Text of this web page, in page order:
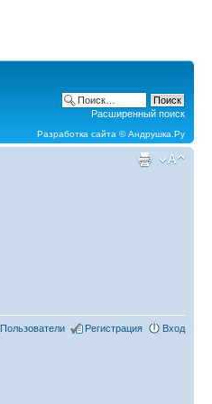
Расширенный поиск
Разработка сайта ©Андрушка.Ру
Пользователи Регистрация Вход